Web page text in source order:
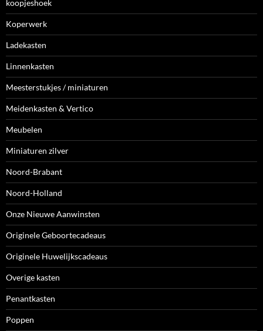
koopjeshoek
Koperwerk
Ladekasten
Linnenkasten
Meesterstukjes / miniaturen
Meidenkasten & Vertico
Meubelen
Miniaturen zilver
Noord-Brabant
Noord-Holland
Onze Nieuwe Aanwinsten
Originele Geboortecadeaus
Originele Huwelijkscadeaus
Overige kasten
Penantkasten
Poppen